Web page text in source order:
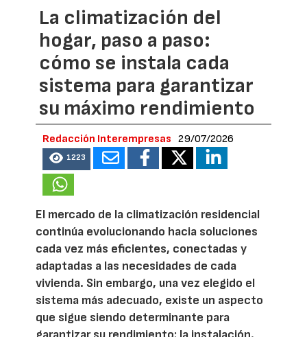
La climatización del
hogar, paso a paso:
cómo se instala cada
sistema para garantizar
su máximo rendimiento
Redacción Interempresas 29/07/2026
1223
El mercado de la climatización residencial
continúa evolucionando hacia soluciones
cada vez más eficientes, conectadas y
adaptadas a las necesidades de cada
vivienda. Sin embargo, una vez elegido el
sistema más adecuado, existe un aspecto
que sigue siendo determinante para